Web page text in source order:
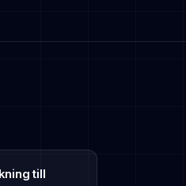
till